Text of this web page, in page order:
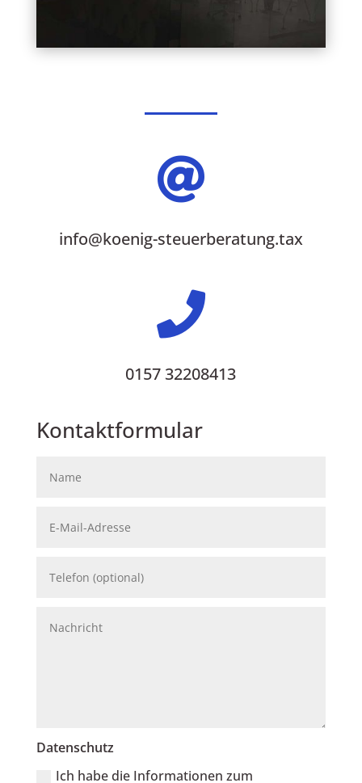
Kontaktformular
Datenschutz
Ich habe die Informationen zum

info@koenig-steuerberatung.tax

0157 32208413